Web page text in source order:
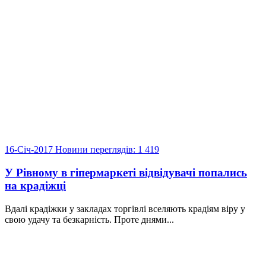
16-Січ-2017 Новини переглядів: 1 419
У Рівному в гіпермаркеті відвідувачі попались
на крадіжці
Вдалі крадіжки у закладах торгівлі вселяють крадіям віру у
свою удачу та безкарність. Проте днями...